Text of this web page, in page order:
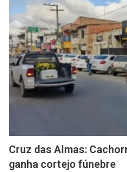
Cruz das Almas:
ganha cortejo fúnebre